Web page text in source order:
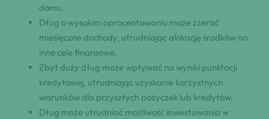
domu.
Dług o wysokim oprocentowaniu może zżerać
miesięczne dochody, utrudniając alokację środków na
inne cele finansowe.
Zbyt duży dług może wpływać na wyniki punktacji
kredytowej, utrudniając uzyskanie korzystnych
warunków dla przyszłych pożyczek lub kredytów.
Dług może utrudniać możliwość inwestowania w